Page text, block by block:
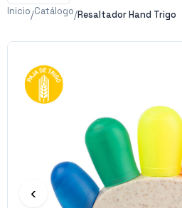
Inicio/Catálogo/Resaltador Hand Trigo
‹